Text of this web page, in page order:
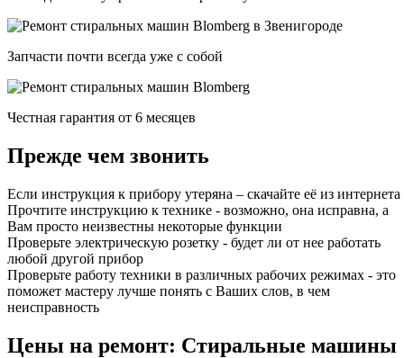
Запчасти почти всегда уже с собой
Честная гарантия от 6 месяцев
Прежде чем звонить
Если инструкция к прибору утеряна – скачайте её из интернета
Прочтите инструкцию к технике - возможно, она исправна, а
Вам просто неизвестны некоторые функции
Проверьте электрическую розетку - будет ли от нее работать
любой другой прибор
Проверьте работу техники в различных рабочих режимах - это
поможет мастеру лучше понять с Ваших слов, в чем
неисправность
Цены на ремонт: Стиральные машины